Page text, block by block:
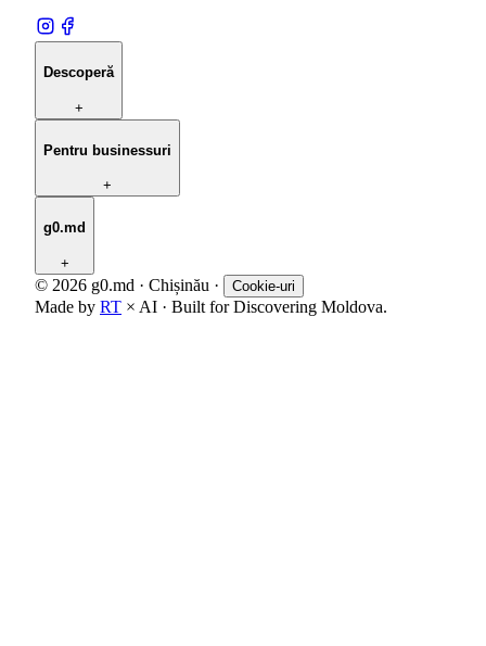
Descoperă
+
Pentru businessuri
+
g0.md
+
© 2026 g0.md · Chișinău · Cookie-uri
Made by RT × AI · Built for Discovering Moldova.